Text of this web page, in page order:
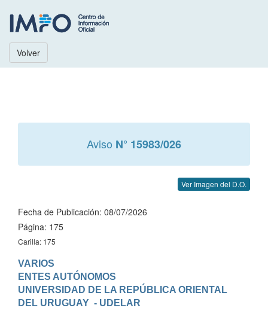
Volver
Aviso N° 15983/026
Ver Imagen del D.O.
Fecha de Publicación: 08/07/2026
Página: 175
Carilla: 175
VARIOS
ENTES AUTÓNOMOS
UNIVERSIDAD DE LA REPÚBLICA ORIENTAL
DEL URUGUAY  - UDELAR